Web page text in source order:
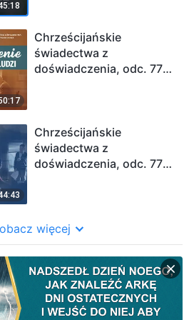
Chrześcijańskie
świadectwa z
doświadczenia, odc. 775:
Chrześcijańskie
świadectwa z
doświadczenia, odc. 774:
więcej